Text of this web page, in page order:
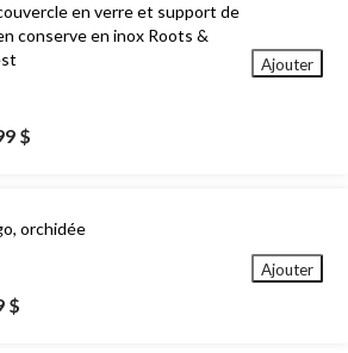
en verre et support de
conserve en inox Roots &
$
Ajouter
orchidée
$
Ajouter